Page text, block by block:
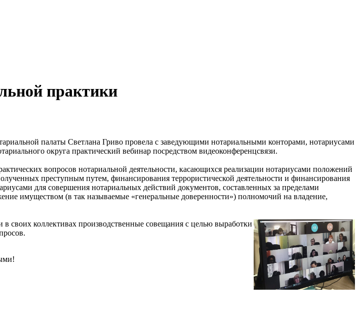
практики
палаты Светлана Гриво провела с заведующими нотариальными конторами, нотариусами
округа практический вебинар посредством видеоконференцсвязи.
вопросов нотариальной деятельности, касающихся реализации нотариусами положений
преступным путем, финансирования террористической деятельности и финансирования
для совершения нотариальных действий документов, составленных за пределами
имуществом (в так называемые «генеральные доверенности») полномочий на владение,
своих коллективах производственные совещания с целью выработки